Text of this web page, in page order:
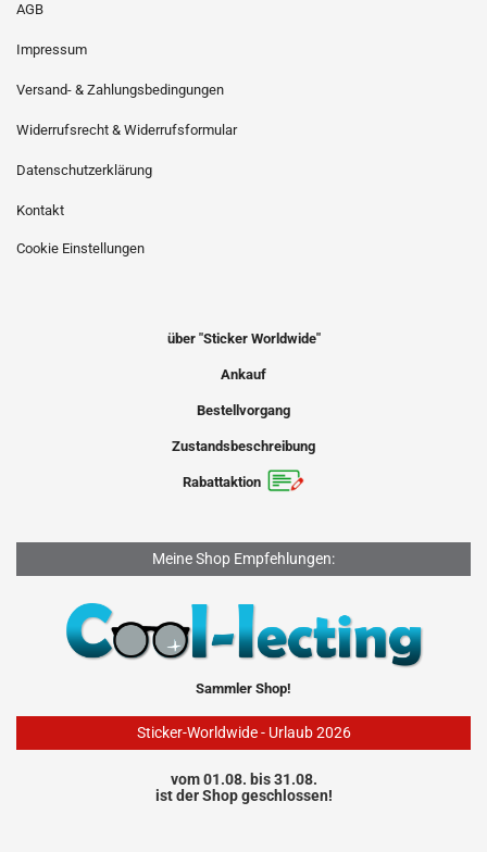
AGB
Impressum
Versand- & Zahlungsbedingungen
Widerrufsrecht & Widerrufsformular
Datenschutzerklärung
Kontakt
Cookie Einstellungen
über "Sticker Worldwide"
Ankauf
Bestellvorgang
Zustandsbeschreibung
Rabattaktion
Meine Shop Empfehlungen:
Sammler Shop!
Sticker-Worldwide - Urlaub 2026
vom 01.08. bis 31.08.
ist der Shop geschlossen!